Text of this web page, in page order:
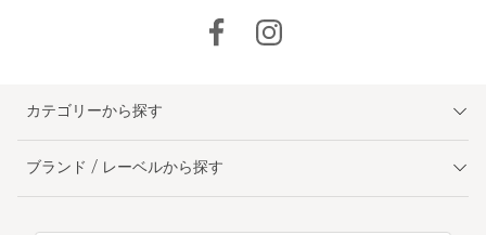
カテゴリーから探す
ブランド / レーベルから探す